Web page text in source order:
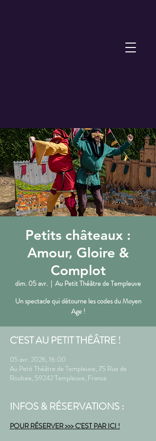
Petits châteaux :
Amour, Gloire &
Complot
dim. 05 avr.
  |
Au Petit Théâtre de Templeuve
Un spectacle qui détourne les codes du Moyen
Age !
C'EST AU PETIT THÉÂTRE !
05 avr. 2026, 16:00
Au Petit Théâtre de Templeuve, 75 Rue de
Roubaix, 59242 Templeuve, France
INFOS & RÉSERVATIONS :
POUR RÉSERVER >>> C'EST PAR ICI !